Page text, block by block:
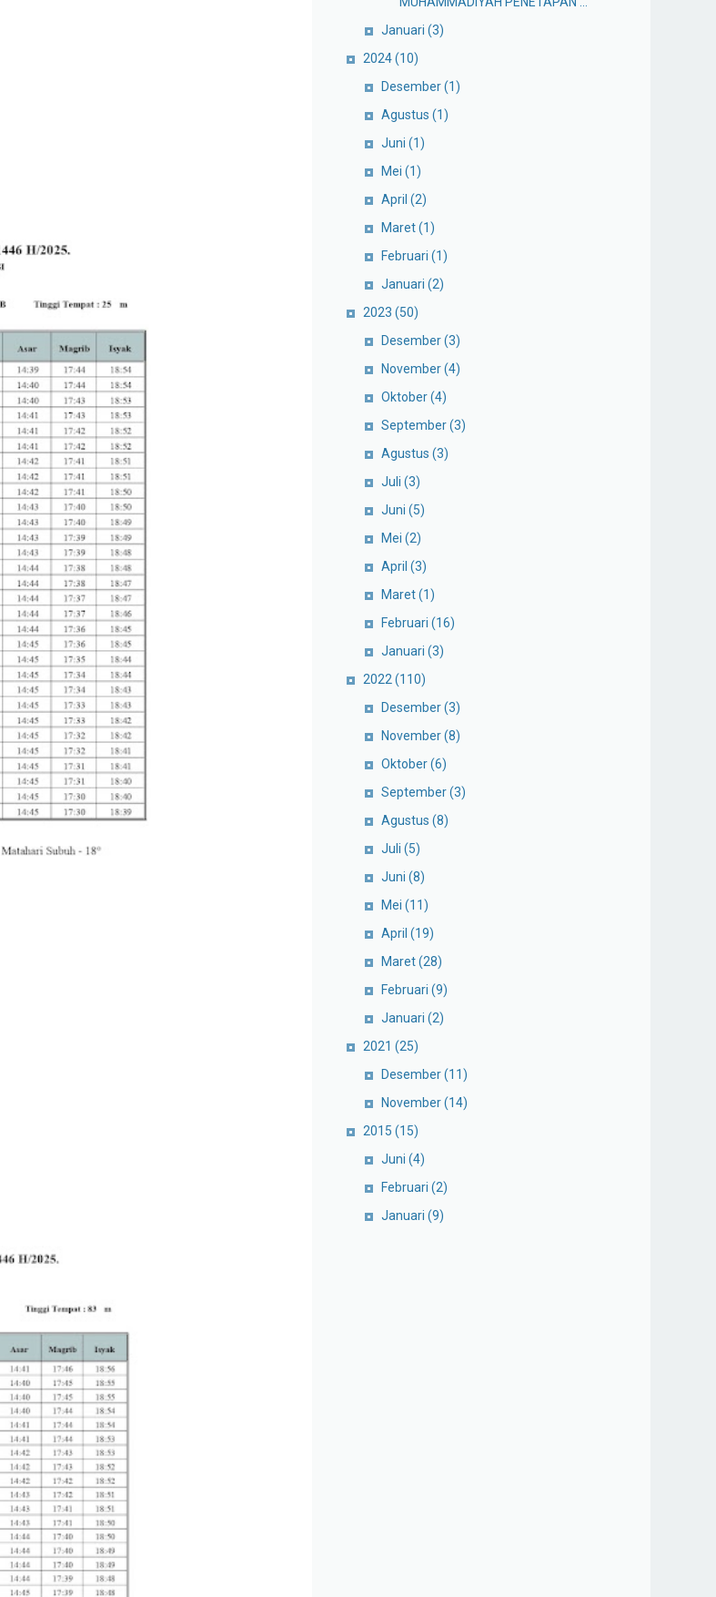
Januari (3)
2024(10)
Desember(1)
Agustus (1)
Juni (1)
Mei (1)
April (2)
Maret(1)
Februari (1)
Januari (2)
2023 (50)
Desember(3)
November(4)
Oktober(4)
September(3)
Agustus (3)
Juli (3)
Juni (5)
Mei (2)
April (3)
Maret(1)
Februari (16)
Januari (3)
2022 (110)
Desember(3)
November(8)
Oktober(6)
September(3)
Agustus (8)
Juli (5)
Juni (8)
Mei (11)
April (19)
Maret(28)
Februari (9)
Januari (2)
2021 (25)
Desember(11)
November(14)
2015 (15)
Juni (4)
Februari (2)
Januari (9)